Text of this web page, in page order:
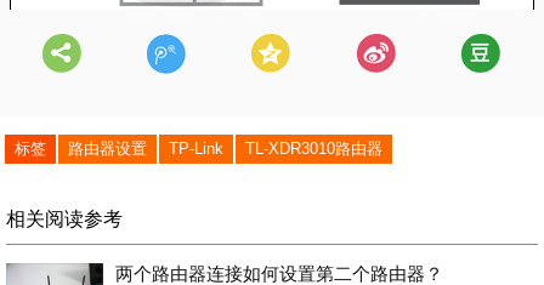
标签 路由器设置 TP-Link TL-XDR3010路由器
相关阅读参考
两个路由器连接如何设置第二个路由器？